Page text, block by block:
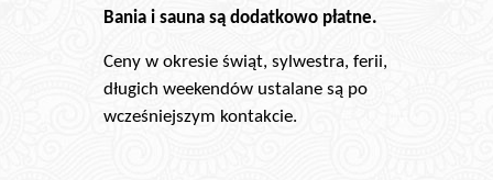
Bania i sauna są dodatkowo płatne.
Ceny w okresie świąt, sylwestra, ferii,
długich weekendów ustalane są po
wcześniejszym kontakcie.